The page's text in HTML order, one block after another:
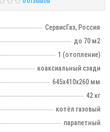
СервисГаз, Россия
до 70 м2
1 (отопление)
коаксиальный сзади
645х410х260 мм
42 кг
котёл газовый
парапетный